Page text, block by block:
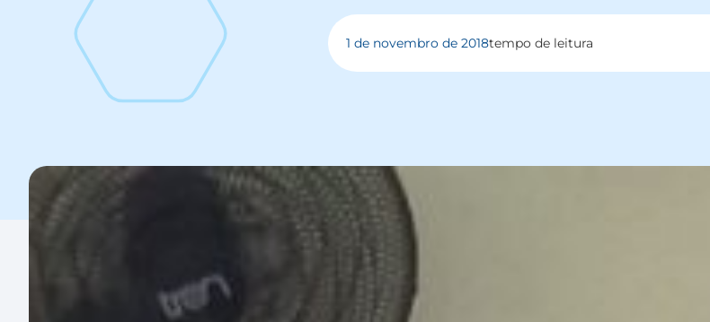
1 de novembro de 2018tempo de leitura